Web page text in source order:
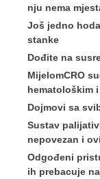
nju nema
Još jedno
stanke
Dođite na
MijelomCRO
hematološkim
Dojmovi sa
Sustav
nepovezan i
Odgođeni
ih prebacuje